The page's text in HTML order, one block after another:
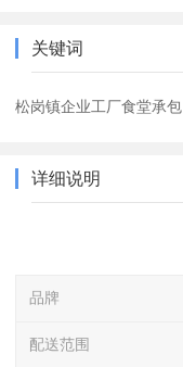
关键词
松岗镇企业工厂食堂承包
详细说明
品牌
配送范围